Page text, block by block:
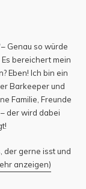
– Genau so würde
bereichert mein
Eben! Ich bin ein
Barkeeper und
Familie, Freunde
der wird dabei
der gerne isst und
anzeigen)